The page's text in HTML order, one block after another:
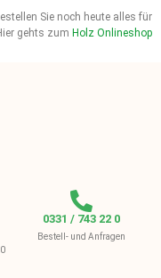
Sie noch heute alles für
gehts zum Holz Onlineshop
0331 / 743 22 0
Bestell- und Anfragen